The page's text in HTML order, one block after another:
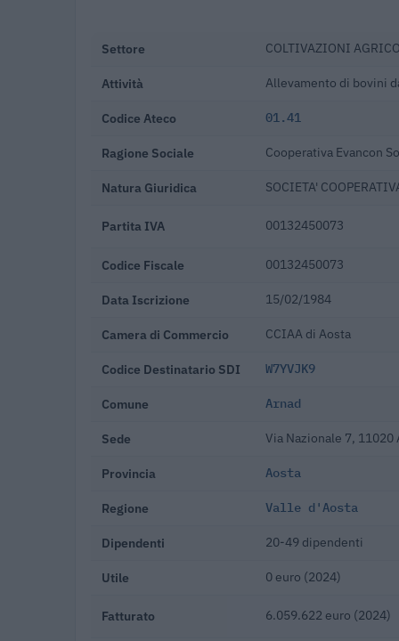
Settore COLTIVAZIONI
Attività Allevamento di bovini
Codice Ateco 01.41
Ragione Sociale Cooperativa Evancon
Natura Giuridica SOCIETA'
Partita IVA 00132450073
Codice Fiscale 00132450073
Data Iscrizione 15/02/1984
Camera di Commercio CCIAA di Aosta
Codice Destinatario SDI W7YVJK9
Comune Arnad
Sede Via Nazionale 7, 11020
Provincia Aosta
Regione Valle d'Aosta
Dipendenti 20-49 dipendenti
Utile 0 euro (2024)
Fatturato 6.059.622 euro (2024)